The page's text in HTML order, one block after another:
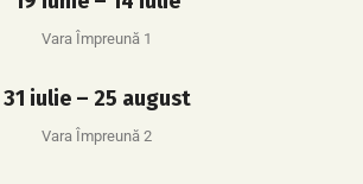
Vara Împreună 1
31 iulie – 25 august
Vara Împreună 2